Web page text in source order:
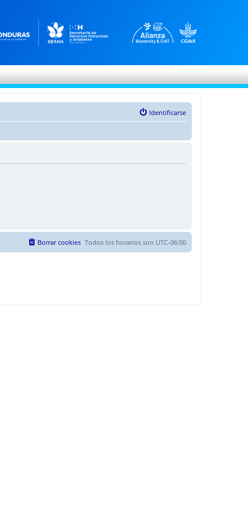
Identificarse
Todos los horarios son UTC-06:00
Borrar cookies